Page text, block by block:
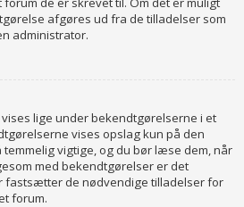
afgøres ud fra de tilladelser som
administrator.
lige under bekendtgørelserne i et
vises opslag kun på den
vigtige, og du bør læse dem, når
med bekendtgørelser er det
fastsætter de nødvendige tilladelser for
forum.